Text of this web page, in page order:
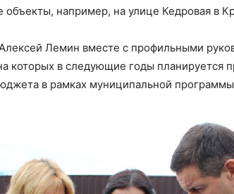
объекты, например, на улице Кедровая в
Лемин вместе с профильными
которых в следующие годы планируется
в рамках муниципальной